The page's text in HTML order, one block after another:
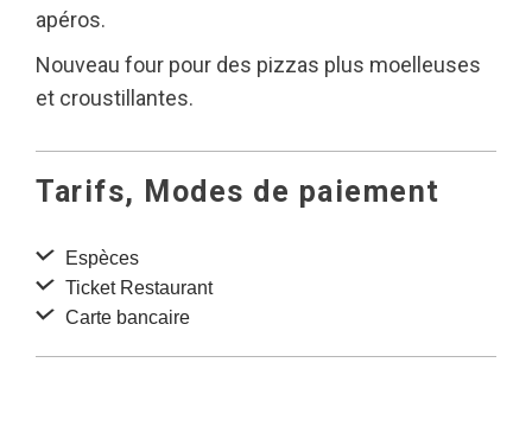
apéros.
Nouveau four pour des pizzas plus moelleuses
et croustillantes.
Tarifs, Modes de paiement
Espèces
Ticket Restaurant
Carte bancaire